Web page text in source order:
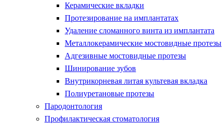
Керамические вкладки
Протезирование на имплантатах
Удаление сломанного винта из имплантата
Металлокерамические мостовидные протезы
Адгезивные мостовидные протезы
Шинирование зубов
Внутрикорневая литая культевая вкладка
Полиуретановые протезы
Пародонтология
Профилактическая стоматология